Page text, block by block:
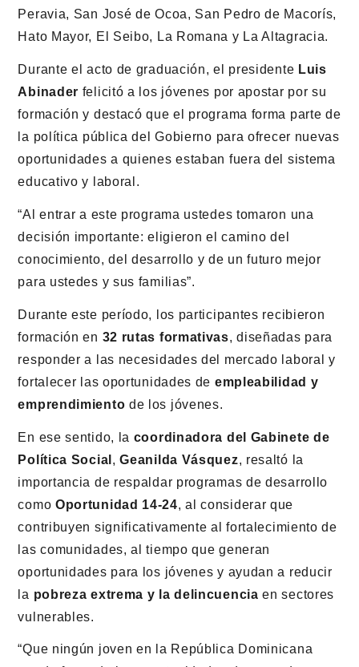
Peravia, San José de Ocoa, San Pedro de Macorís,
Hato Mayor, El Seibo, La Romana y La Altagracia.
Durante el acto de graduación, el presidente Luis
Abinader felicitó a los jóvenes por apostar por su
formación y destacó que el programa forma parte de
la política pública del Gobierno para ofrecer nuevas
oportunidades a quienes estaban fuera del sistema
educativo y laboral.
“Al entrar a este programa ustedes tomaron una
decisión importante: eligieron el camino del
conocimiento, del desarrollo y de un futuro mejor
para ustedes y sus familias”.
Durante este período, los participantes recibieron
formación en 32 rutas formativas, diseñadas para
responder a las necesidades del mercado laboral y
fortalecer las oportunidades de empleabilidad y
emprendimiento de los jóvenes.
En ese sentido, la coordinadora del Gabinete de
Política Social ,Geanilda Vásquez, resaltó la
importancia de respaldar programas de desarrollo
como Oportunidad 14-24, al considerar que
contribuyen significativamente al fortalecimiento de
las comunidades, al tiempo que generan
oportunidades para los jóvenes y ayudan a reducir
la pobreza extrema y la delincuencia en sectores
vulnerables.
“Que ningún joven en la República Dominicana